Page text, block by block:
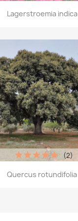
Vista rápida
Lagerstroemia indica
Vista rápida
Quercus rotundifolia
(2)